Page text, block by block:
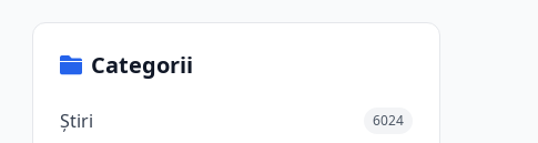
Categorii
Știri 6024